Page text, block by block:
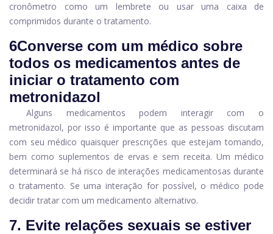
cronômetro como um lembrete ou usar uma caixa de
comprimidos durante o tratamento.
6Converse com um médico sobre
todos os medicamentos antes de
iniciar o tratamento com
metronidazol
Alguns medicamentos podem interagir com o
metronidazol, por isso é importante que as pessoas discutam
com seu médico quaisquer prescrições que estejam tomando,
bem como suplementos de ervas e sem receita. Um médico
determinará se há risco de interações medicamentosas durante
o tratamento. Se uma interação for possível, o médico pode
decidir tratar com um medicamento alternativo.
7. Evite relações sexuais se estiver